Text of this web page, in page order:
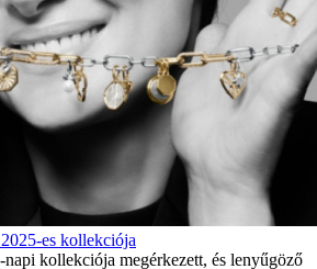
es kollekciója
kollekciója megérkezett, és lenyűgöző